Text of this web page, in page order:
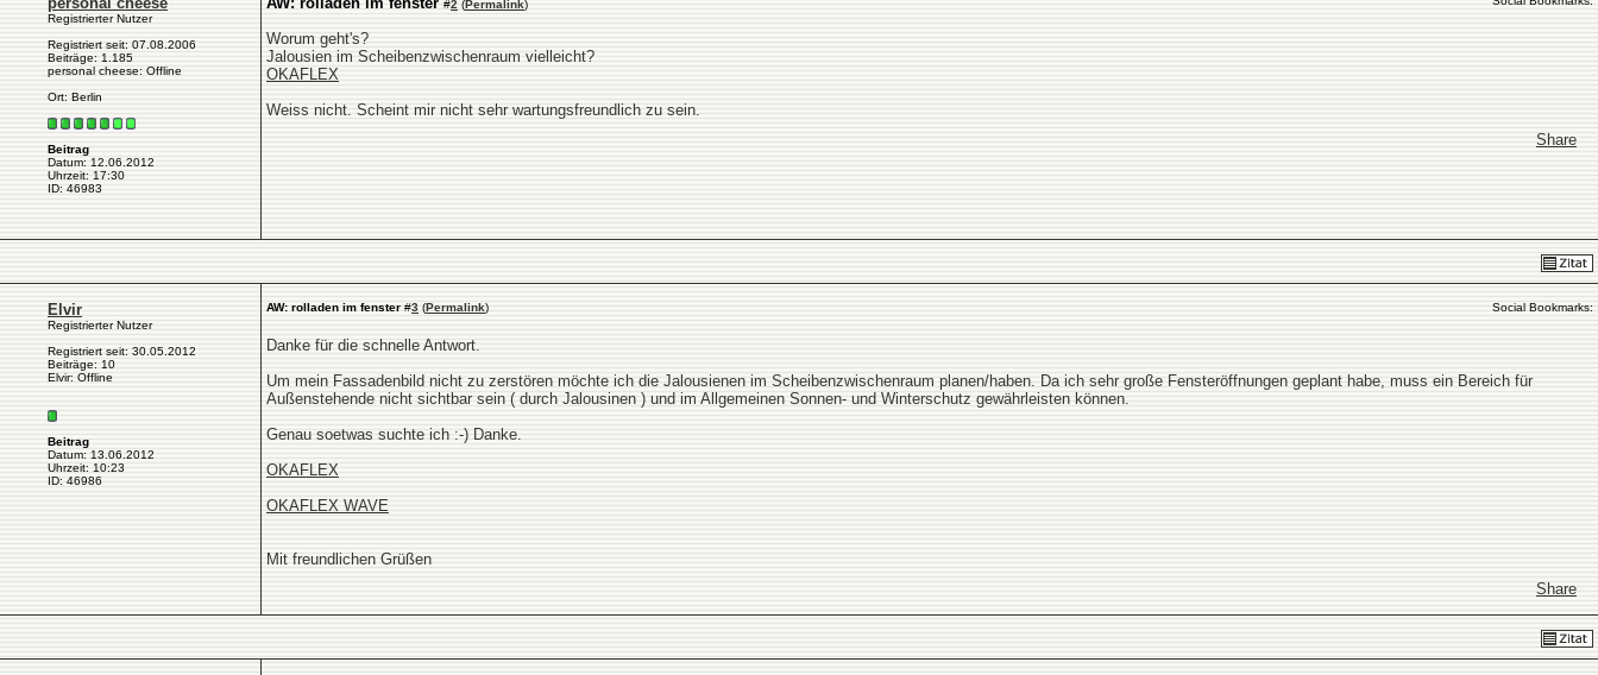
Registrierter Nutzer
Registriert seit: 07.08.2006
Beiträge: 1.185
personal cheese: Offline
Ort: Berlin
Beitrag
Datum: 12.06.2012
Uhrzeit: 17:30
ID: 46983
#2 (Permalink)
Worum geht's?
Jalousien im Scheibenzwischenraum vielleicht?
OKAFLEX
Weiss nicht. Scheint mir nicht sehr wartungsfreundlich zu sein.
Share
Elvir
Registrierter Nutzer
Registriert seit: 30.05.2012
Beiträge: 10
Elvir: Offline
Beitrag
Datum: 13.06.2012
Uhrzeit: 10:23
ID: 46986
AW: rolladen im fenster #3 (Permalink) Social Bookmarks:
Danke für die schnelle Antwort.
Um mein Fassadenbild nicht zu zerstören möchte ich die Jalousienen im Scheibenzwischenraum planen/haben. Da ich sehr große Fensteröffnungen geplant habe, muss ein Bereich für
Außenstehende nicht sichtbar sein ( durch Jalousinen ) und im Allgemeinen Sonnen- und Winterschutz gewährleisten können.
Genau soetwas suchte ich :-) Danke.
OKAFLEX
OKAFLEX WAVE
Mit freundlichen Grüßen
Share